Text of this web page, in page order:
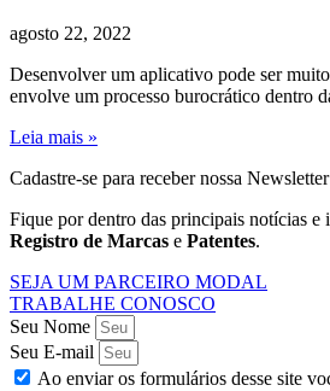
agosto 22, 2022
Desenvolver um aplicativo pode ser
envolve um processo burocrático dentro
Leia mais »
Cadastre-se para receber nossa
Fique por dentro das principais notícias e
Registro de Marcas e Patentes.
SEJA UM PARCEIRO MODAL
TRABALHE CONOSCO
Seu Nome
Seu E-mail
Ao enviar os formulários desse site